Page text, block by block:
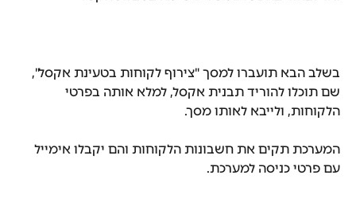
בשלב הבא תועברו למסך "צירוף לקוחות בטעינת אקסל",
שם תוכלו להוריד תבנית אקסל, למלא אותה בפרטי
הלקוחות, ולייבא לאותו מסך.
המערכת תקים את חשבונות הלקוחות והם יקבלו אימייל
עם פרטי כניסה למערכת.